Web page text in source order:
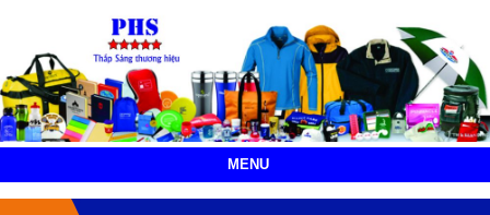
MENU